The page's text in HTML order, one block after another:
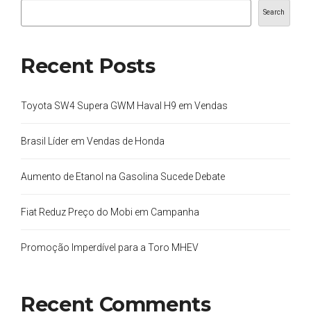
Search
Recent Posts
Toyota SW4 Supera GWM Haval H9 em Vendas
Brasil Líder em Vendas de Honda
Aumento de Etanol na Gasolina Sucede Debate
Fiat Reduz Preço do Mobi em Campanha
Promoção Imperdível para a Toro MHEV
Recent Comments